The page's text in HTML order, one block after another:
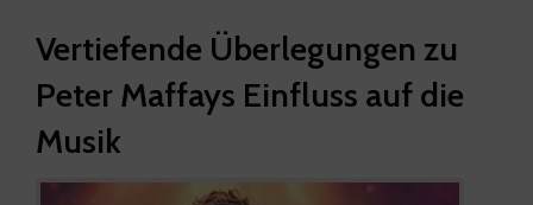
Vertiefende Überlegungen zu
Peter Maffays Einfluss auf die
Musik